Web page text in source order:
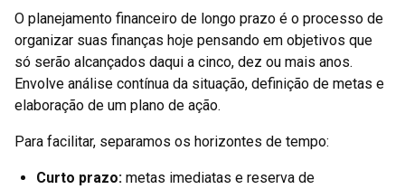
O planejamento financeiro de longo prazo é o processo de
organizar suas finanças hoje pensando em objetivos que
só serão alcançados daqui a cinco, dez ou mais anos.
Envolve análise contínua da situação, definição de metas e
elaboração de um plano de ação.
Para facilitar, separamos os horizontes de tempo:
Curto prazo: metas imediatas e reserva de